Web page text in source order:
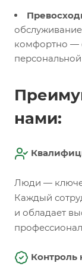
комфортно —
нами:
Люди —
Каждый
и обладает
Контроль